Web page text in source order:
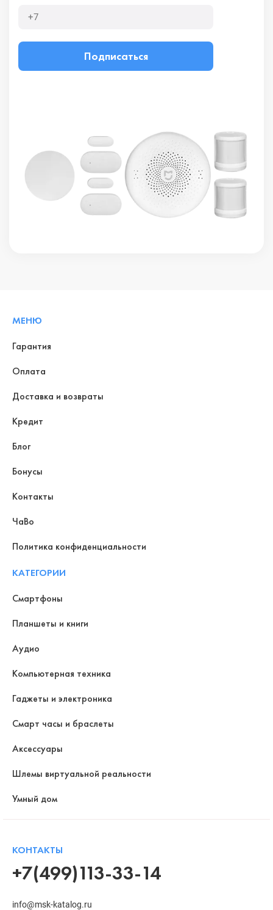
Подписаться
МЕНЮ
Гарантия
Оплата
Доставка и возвраты
Кредит
Блог
Бонусы
Контакты
ЧаВо
Политика конфиденциальности
КАТЕГОРИИ
Смартфоны
Планшеты и книги
Аудио
Компьютерная техника
Гаджеты и электроника
Смарт часы и браслеты
Аксессуары
Шлемы виртуальной реальности
Умный дом
КОНТАКТЫ
+7(499)113-33-14
info@msk-katalog.ru